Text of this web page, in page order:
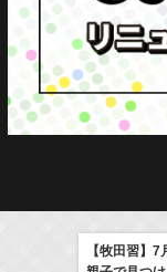
本日の出演
17:55-
(Radio
【牧田習】